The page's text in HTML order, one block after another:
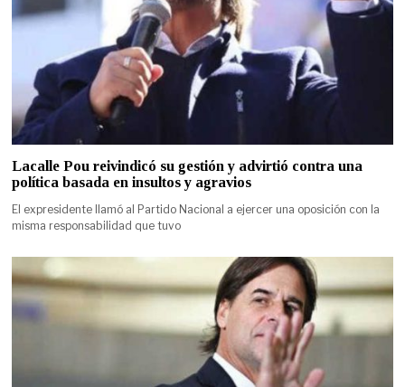
Lacalle Pou reivindicó su gestión y advirtió contra una
política basada en insultos y agravios
El expresidente llamó al Partido Nacional a ejercer una oposición con la
misma responsabilidad que tuvo